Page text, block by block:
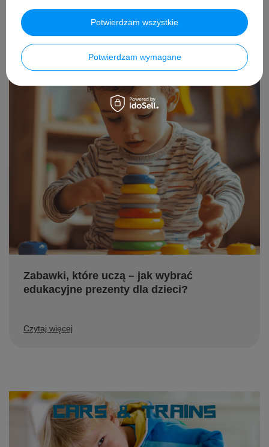
Czytaj więcej
Zabawki, które uczą – jak wybrać
edukacyjne prezenty dla dzieci?
Czytaj więcej
Potwierdzam wymagane
Potwierdzam wszystkie